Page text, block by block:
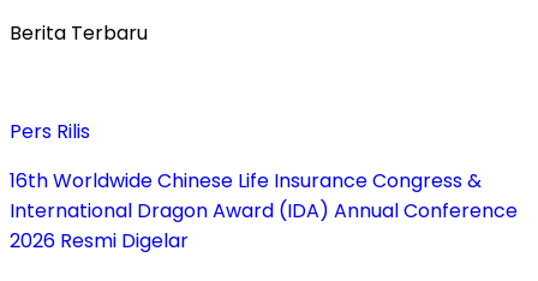
Berita Terbaru
Pers Rilis
16th Worldwide Chinese Life Insurance Congress &
International Dragon Award (IDA) Annual Conference
2026 Resmi Digelar